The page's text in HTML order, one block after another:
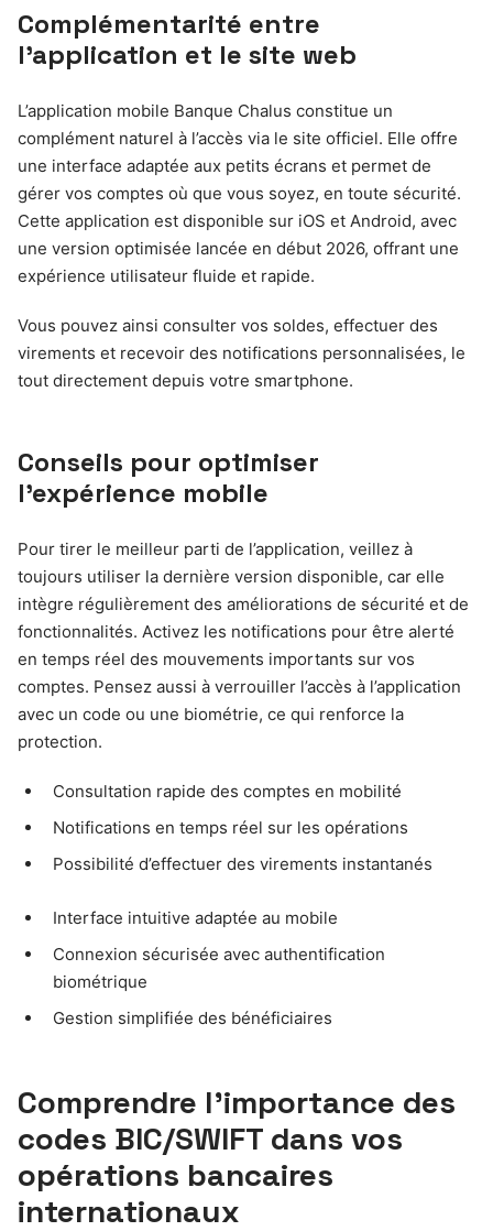
Complémentarité entre
l’application et le site web
L’application mobile Banque Chalus constitue un
complément naturel à l’accès via le site officiel. Elle offre
une interface adaptée aux petits écrans et permet de
gérer vos comptes où que vous soyez, en toute sécurité.
Cette application est disponible sur iOS et Android, avec
une version optimisée lancée en début 2026, offrant une
expérience utilisateur fluide et rapide.
Vous pouvez ainsi consulter vos soldes, effectuer des
virements et recevoir des notifications personnalisées, le
tout directement depuis votre smartphone.
Conseils pour optimiser
l’expérience mobile
Pour tirer le meilleur parti de l’application, veillez à
toujours utiliser la dernière version disponible, car elle
intègre régulièrement des améliorations de sécurité et de
fonctionnalités. Activez les notifications pour être alerté
en temps réel des mouvements importants sur vos
comptes. Pensez aussi à verrouiller l’accès à l’application
avec un code ou une biométrie, ce qui renforce la
protection.
Consultation rapide des comptes en mobilité
Notifications en temps réel sur les opérations
Possibilité d’effectuer des virements instantanés
Interface intuitive adaptée au mobile
Connexion sécurisée avec authentification
biométrique
Gestion simplifiée des bénéficiaires
Comprendre l’importance des
codes BIC/SWIFT dans vos
opérations bancaires
internationaux